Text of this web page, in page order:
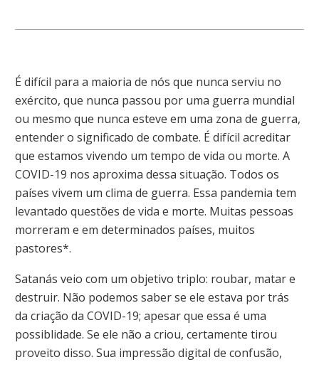
É difícil para a maioria de nós que nunca serviu no
exército, que nunca passou por uma guerra mundial
ou mesmo que nunca esteve em uma zona de guerra,
entender o significado de combate. É difícil acreditar
que estamos vivendo um tempo de vida ou morte. A
COVID-19 nos aproxima dessa situação. Todos os
países vivem um clima de guerra. Essa pandemia tem
levantado questões de vida e morte. Muitas pessoas
morreram e em determinados países, muitos
pastores*.
Satanás veio com um objetivo triplo: roubar, matar e
destruir. Não podemos saber se ele estava por trás
da criação da COVID-19; apesar que essa é uma
possiblidade. Se ele não a criou, certamente tirou
proveito disso. Sua impressão digital de confusão,